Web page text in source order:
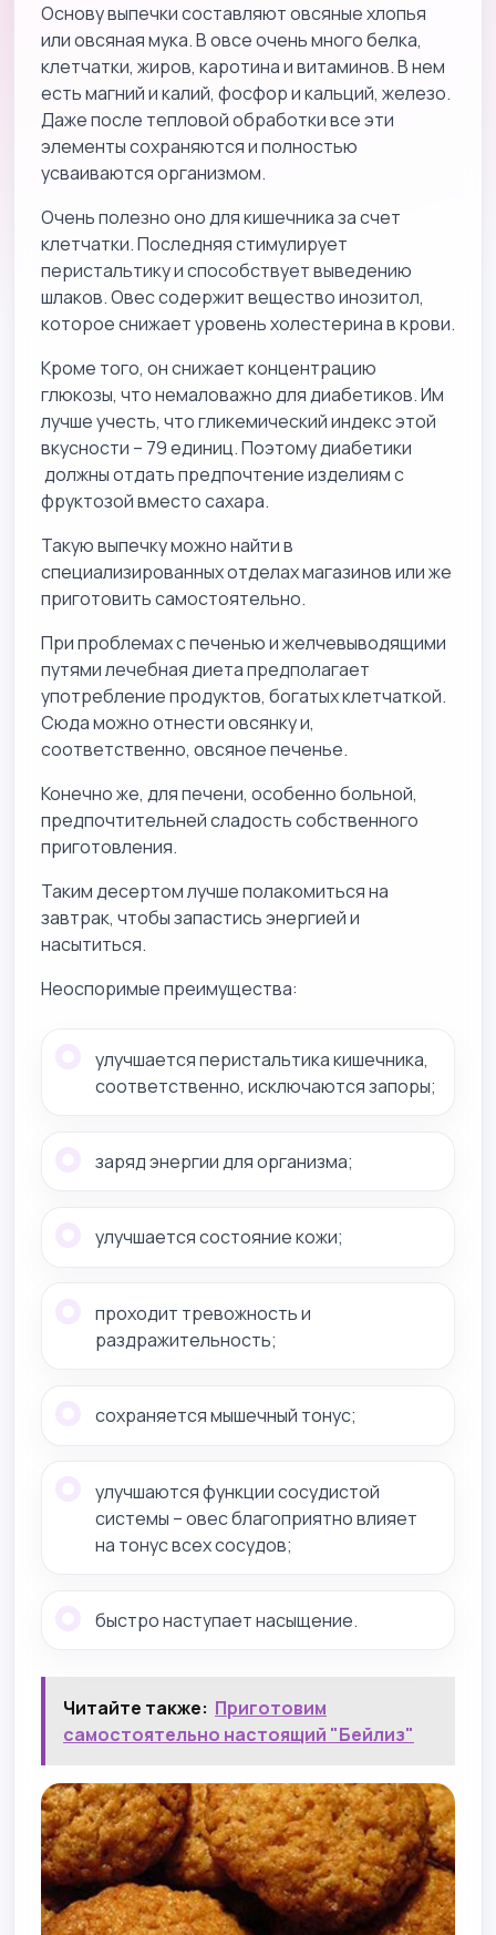
Основу выпечки составляют овсяные хлопья
или овсяная мука. В овсе очень много белка,
клетчатки, жиров, каротина и витаминов. В нем
есть магний и калий, фосфор и кальций, железо.
Даже после тепловой обработки все эти
элементы сохраняются и полностью
усваиваются организмом.
Очень полезно оно для кишечника за счет
клетчатки. Последняя стимулирует
перистальтику и способствует выведению
шлаков. Овес содержит вещество инозитол,
которое снижает уровень холестерина в крови.
Кроме того, он снижает концентрацию
глюкозы, что немаловажно для диабетиков. Им
лучше учесть, что гликемический индекс этой
вкусности – 79 единиц. Поэтому диабетики
должны отдать предпочтение изделиям с
фруктозой вместо сахара.
Такую выпечку можно найти в
специализированных отделах магазинов или же
приготовить самостоятельно.
При проблемах с печенью и желчевыводящими
путями лечебная диета предполагает
употребление продуктов, богатых клетчаткой.
Сюда можно отнести овсянку и,
соответственно, овсяное печенье.
Конечно же, для печени, особенно больной,
предпочтительней сладость собственного
приготовления.
Таким десертом лучше полакомиться на
завтрак, чтобы запастись энергией и
насытиться.
Неоспоримые преимущества:
улучшается перистальтика кишечника,
соответственно, исключаются запоры;
заряд энергии для организма;
улучшается состояние кожи;
проходит тревожность и
раздражительность;
сохраняется мышечный тонус;
улучшаются функции сосудистой
системы – овес благоприятно влияет
на тонус всех сосудов;
быстро наступает насыщение.
Читайте также: Приготовим
самостоятельно настоящий "Бейлиз"